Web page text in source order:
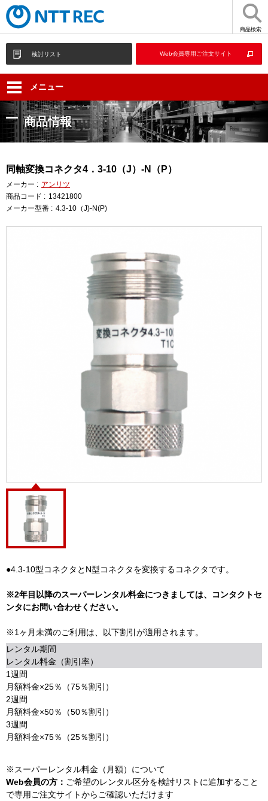
商品検索
検討リスト Web会員専用ご注文サイト
メニュー
商品情報
同軸変換コネクタ4．3-10（J）-N（P）
メーカー : アンリツ
商品コード : 13421800
メーカー型番 : 4.3-10（J)-N(P)
●4.3-10型コネクタとN型コネクタを変換するコネクタです。
※2年目以降のスーパーレンタル料金につきましては、コンタクトセ
ンタにお問い合わせください。
※1ヶ月未満のご利用は、以下割引が適用されます。
レンタル期間
レンタル料金（割引率）
1週間
月額料金×25％（75％割引）
2週間
月額料金×50％（50％割引）
3週間
月額料金×75％（25％割引）
※スーパーレンタル料金（月額）について
Web会員の方： ご希望のレンタル区分を検討リストに追加すること
で専用ご注文サイトからご確認いただけます